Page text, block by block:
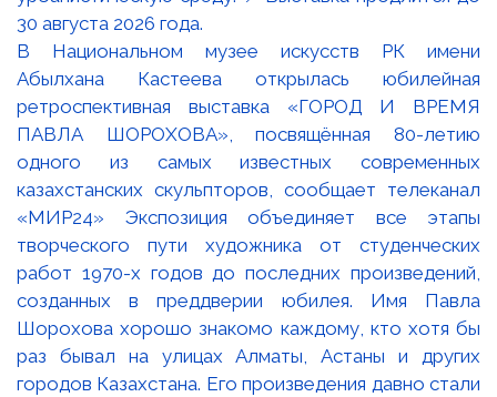
В Национальном музее искусств РК имени
Абылхана Кастеева открылась юбилейная
ретроспективная выставка «ГОРОД И ВРЕМЯ
ПАВЛА ШОРОХОВА», посвящённая 80-летию
одного из самых известных современных
казахстанских скульпторов, сообщает телеканал
«МИР24» Экспозиция объединяет все этапы
творческого пути художника от студенческих
работ 1970-х годов до последних произведений,
созданных в преддверии юбилея. Имя Павла
Шорохова хорошо знакомо каждому, кто хотя бы
раз бывал на улицах Алматы, Астаны и других
городов Казахстана. Его произведения давно стали